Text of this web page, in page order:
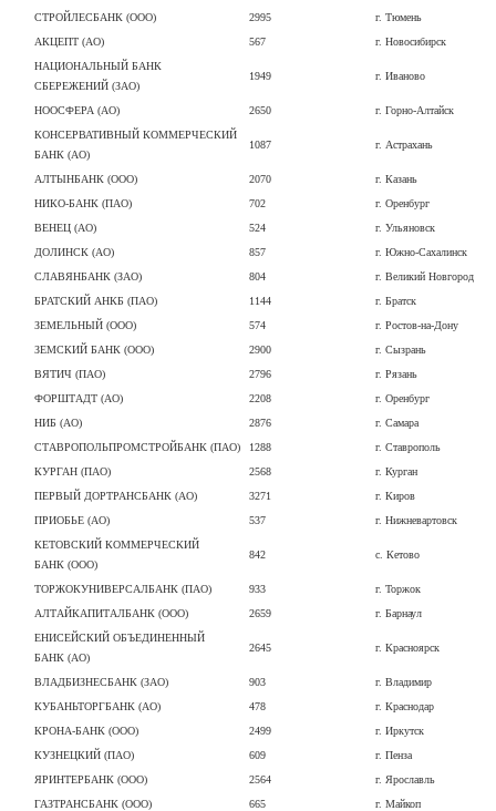
СТРОЙЛЕСБАНК (ООО)
2995
г. Тюмень
АКЦЕПТ (АО)
567
г. Новосибирск
НАЦИОНАЛЬНЫЙ БАНК
СБЕРЕЖЕНИЙ (ЗАО)
1949 г. Иваново
НООСФЕРА (АО) 2650
г. Горно-Алтайск
КОНСЕРВАТИВНЫЙ КОММЕРЧЕСКИЙ
БАНК (АО)
1087 г. Астрахань
АЛТЫНБАНК (ООО) 2070
г. Казань
НИКО-БАНК (ПАО)
702
г. Оренбург
ВЕНЕЦ (АО)
524
г. Ульяновск
ДОЛИНСК (АО)
857
г. Южно-Сахалинск
СЛАВЯНБАНК (ЗАО)
804
г. Великий Новгород
БРАТСКИЙ АНКБ (ПАО)
1144
г. Братск
ЗЕМЕЛЬНЫЙ (ООО)
574
г. Ростов-на-Дону
ЗЕМСКИЙ БАНК (ООО)
2900
г. Сызрань
ВЯТИЧ (ПАО)
2796
г. Рязань
ФОРШТАДТ (АО)
2208
г. Оренбург
НИБ (АО)
2876
г. Самара
СТАВРОПОЛЬПРОМСТРОЙБАНК (ПАО)
1288
г. Ставрополь
КУРГАН (ПАО)
2568
г. Курган
ПЕРВЫЙ ДОРТРАНСБАНК (АО)
3271
г. Киров
ПРИОБЬЕ (АО)
537
г. Нижневартовск
КЕТОВСКИЙ КОММЕРЧЕСКИЙ
БАНК (ООО)
842 с. Кетово
ТОРЖОКУНИВЕРСАЛБАНК (ПАО) 933
г. Торжок
АЛТАЙКАПИТАЛБАНК (ООО)
2659
г. Барнаул
ЕНИСЕЙСКИЙ ОБЪЕДИНЕННЫЙ
БАНК (АО)
2645 г. Красноярск
ВЛАДБИЗНЕСБАНК (ЗАО) 903
г. Владимир
КУБАНЬТОРГБАНК (АО)
478
г. Краснодар
КРОНА-БАНК (ООО)
2499
г. Иркутск
КУЗНЕЦКИЙ (ПАО)
609
г. Пенза
ЯРИНТЕРБАНК (ООО)
2564
г. Ярославль
ГАЗТРАНСБАНК (ООО)
665
г. Майкоп